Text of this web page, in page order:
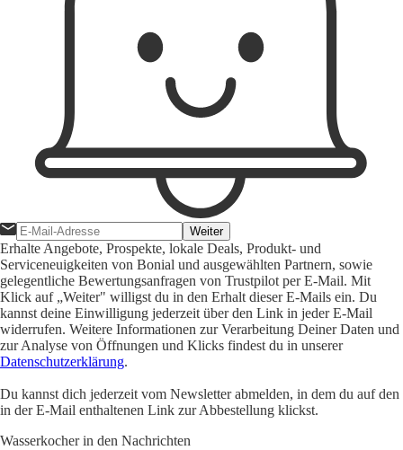
Weiter
Erhalte Angebote, Prospekte, lokale Deals, Produkt- und
Serviceneuigkeiten von Bonial und ausgewählten Partnern, sowie
gelegentliche Bewertungsanfragen von Trustpilot per E-Mail. Mit
Klick auf „Weiter" willigst du in den Erhalt dieser E-Mails ein. Du
kannst deine Einwilligung jederzeit über den Link in jeder E-Mail
widerrufen. Weitere Informationen zur Verarbeitung Deiner Daten und
zur Analyse von Öffnungen und Klicks findest du in unserer
Datenschutzerklärung.
Du kannst dich jederzeit vom Newsletter abmelden, in dem du auf den
in der E-Mail enthaltenen Link zur Abbestellung klickst.
Wasserkocher in den Nachrichten